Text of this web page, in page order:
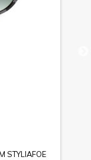
STYLIAFOE